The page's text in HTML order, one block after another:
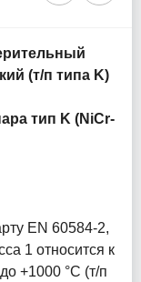
(т/п типа K)
тип K (NiCr-
EN 60584-2,
1 относится к
+1000 °C (т/п